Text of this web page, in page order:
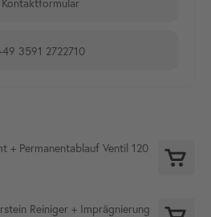
3591 2722710
+ Permanentablauf Ventil 120
Reiniger + Imprägnierung